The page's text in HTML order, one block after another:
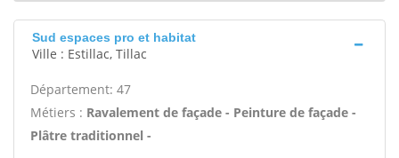
Sud espaces pro et habitat
Ville : Estillac, Tillac
Département: 47
Métiers : Ravalement de façade - Peinture de façade -
Plâtre traditionnel -